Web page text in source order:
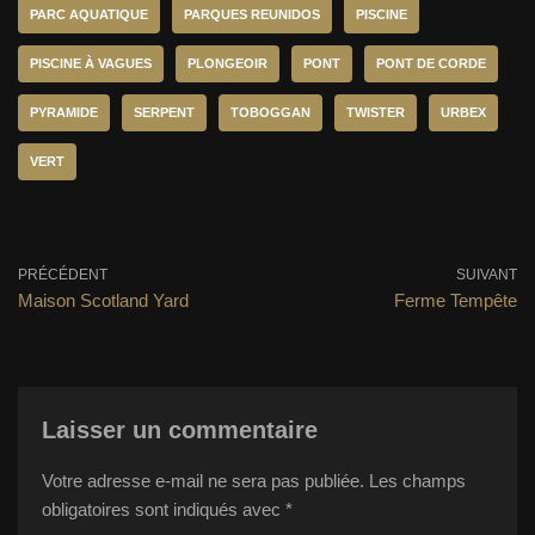
PARC AQUATIQUE PARQUES REUNIDOS PISCINE
PISCINE À VAGUES PLONGEOIR PONT PONT DE CORDE
PYRAMIDE SERPENT TOBOGGAN TWISTER URBEX
VERT
PRÉCÉDENT
Maison Scotland Yard
SUIVANT
Ferme Tempête
Laisser un commentaire
Votre adresse e-mail ne sera pas publiée. Les champs
obligatoires sont indiqués avec *